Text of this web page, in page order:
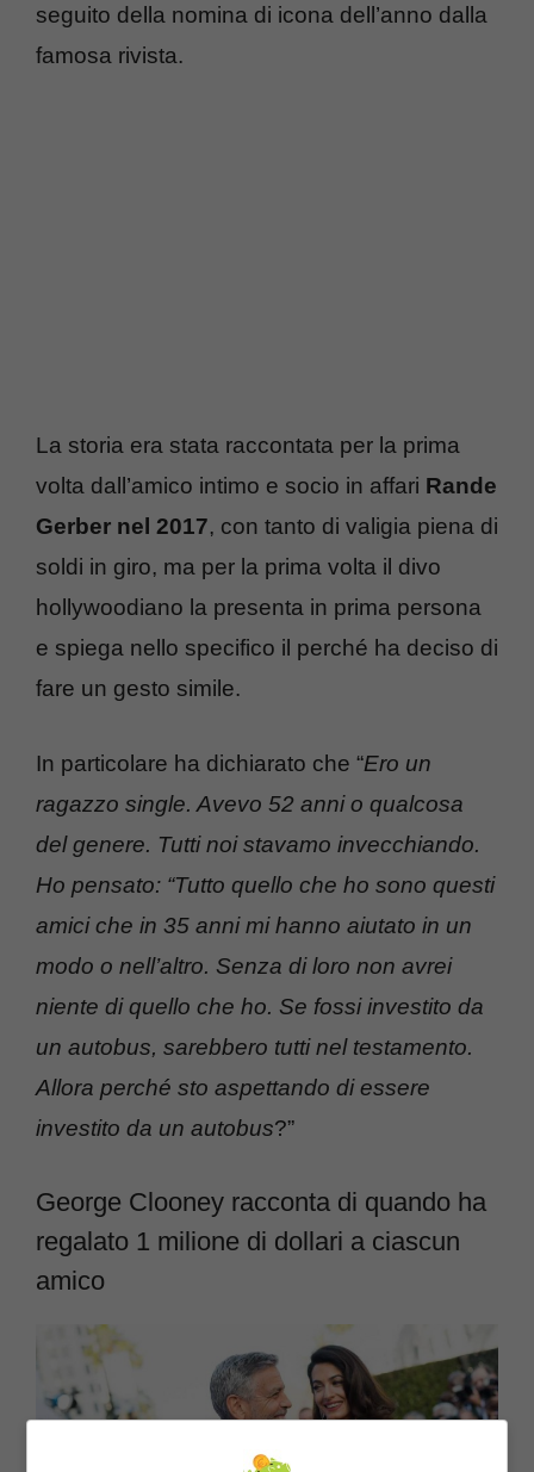
seguito della nomina di icona dell’anno dalla
famosa rivista.
La storia era stata raccontata per la prima
volta dall’amico intimo e socio in affari Rande
Gerber nel 2017, con tanto di valigia piena di
soldi in giro, ma per la prima volta il divo
hollywoodiano la presenta in prima persona
e spiega nello specifico il perché ha deciso di
fare un gesto simile.
In particolare ha dichiarato che “Ero un
ragazzo single. Avevo 52 anni o qualcosa
del genere. Tutti noi stavamo invecchiando.
Ho pensato: “Tutto quello che ho sono questi
amici che in 35 anni mi hanno aiutato in un
modo o nell’altro. Senza di loro non avrei
niente di quello che ho. Se fossi investito da
un autobus, sarebbero tutti nel testamento.
Allora perché sto aspettando di essere
investito da un autobus?”
George Clooney racconta di quando ha
regalato 1 milione di dollari a ciascun
amico